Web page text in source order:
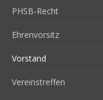
PHSB-Recht
Ehrenvorsitz
Vorstand
Vereinstreffen